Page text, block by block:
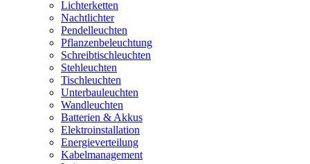
Lichterketten
Nachtlichter
Pendelleuchten
Pflanzenbeleuchtung
Schreibtischleuchten
Stehleuchten
Tischleuchten
Unterbauleuchten
Wandleuchten
Batterien & Akkus
Elektroinstallation
Energieverteilung
Kabelmanagement